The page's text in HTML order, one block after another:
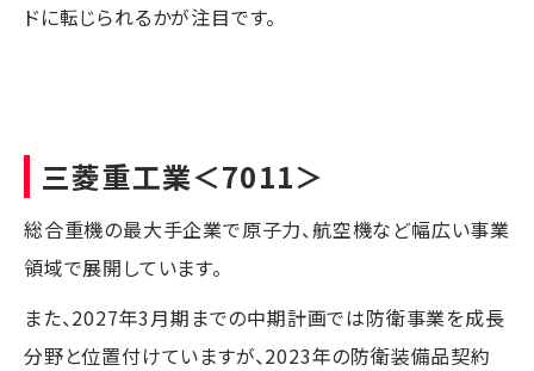
ドに転じられるかが注目です。
三菱重工業＜7011＞
総合重機の最大手企業で原子力、航空機など幅広い事業
領域で展開しています。
また、2027年3月期までの中期計画では防衛事業を成長
分野と位置付けていますが、2023年の防衛装備品契約